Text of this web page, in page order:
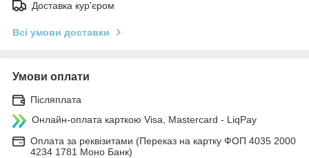
Доставка кур'єром
Всі умови доставки
Умови оплати
Післяплата
Онлайн-оплата карткою Visa, Mastercard - LiqPay
Оплата за реквізитами (Переказ на картку ФОП 4035 2000
4234 1781 Моно Банк)